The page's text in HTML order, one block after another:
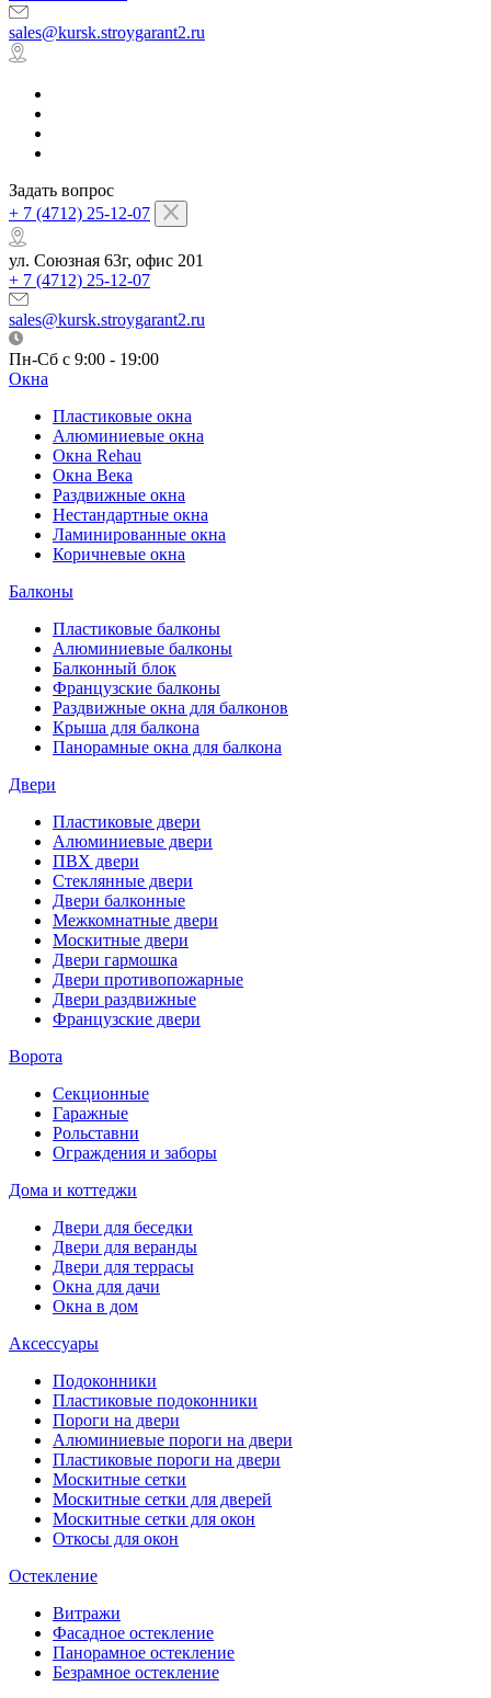
sales@kursk.stroygarant2.ru
Задать вопрос
+ 7 (4712) 25-12-07
ул. Союзная 63г, офис 201
+ 7 (4712) 25-12-07
sales@kursk.stroygarant2.ru
Пн-Сб с 9:00 - 19:00
Окна
Пластиковые окна
Алюминиевые окна
Окна Rehau
Окна Века
Раздвижные окна
Нестандартные окна
Ламинированные окна
Коричневые окна
Балконы
Пластиковые балконы
Алюминиевые балконы
Балконный блок
Французские балконы
Раздвижные окна для балконов
Крыша для балкона
Панорамные окна для балкона
Двери
Пластиковые двери
Алюминиевые двери
ПВХ двери
Стеклянные двери
Двери балконные
Межкомнатные двери
Москитные двери
Двери гармошка
Двери противопожарные
Двери раздвижные
Французские двери
Ворота
Секционные
Гаражные
Рольставни
Ограждения и заборы
Дома и коттеджи
Двери для беседки
Двери для веранды
Двери для террасы
Окна для дачи
Окна в дом
Аксессуары
Подоконники
Пластиковые подоконники
Пороги на двери
Алюминиевые пороги на двери
Пластиковые пороги на двери
Москитные сетки
Москитные сетки для дверей
Москитные сетки для окон
Откосы для окон
Остекление
Витражи
Фасадное остекление
Панорамное остекление
Безрамное остекление